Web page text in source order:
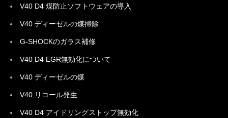
V40 D4 煤防止ソフトウェアの導入
V40 ディーゼルの煤掃除
G-SHOCKのガラス補修
V40 D4 EGR無効化について
V40 ディーゼルの煤
V40 リコール発生
V40 D4 アイドリングストップ無効化